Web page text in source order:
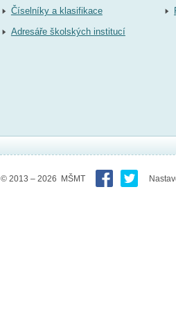
Číselníky a klasifikace
Adresáře školských institucí
© 2013 – 2026 MŠMT